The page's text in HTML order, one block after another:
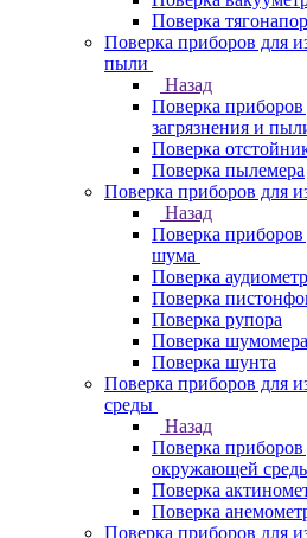
Поверка
Поверка приборов для
пыли
Назад
Поверка приборов
загрязнения и
Поверка
Поверка пылемера
Поверка приборов для
Назад
Поверка приборов
шума
Поверка
Поверка
Поверка рупора
Поверка шумомера
Поверка шунта
Поверка приборов для
среды
Назад
Поверка приборов
окружающей
Поверка
Поверка
Поверка приборов для